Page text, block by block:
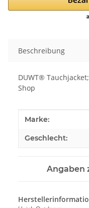
Beschreibung
DUWT®
Shop
Produkteigenschaft
Wert
Marke:
Geschlecht:
Angaben